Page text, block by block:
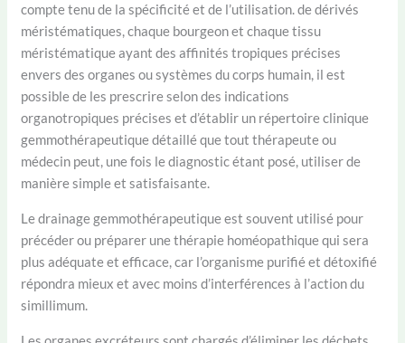
compte tenu de la spécificité et de l’utilisation. de dérivés
méristématiques, chaque bourgeon et chaque tissu
méristématique ayant des affinités tropiques précises
envers des organes ou systèmes du corps humain, il est
possible de les prescrire selon des indications
organotropiques précises et d’établir un répertoire clinique
gemmothérapeutique détaillé que tout thérapeute ou
médecin peut, une fois le diagnostic étant posé, utiliser de
manière simple et satisfaisante.
Le drainage gemmothérapeutique est souvent utilisé pour
précéder ou préparer une thérapie homéopathique qui sera
plus adéquate et efficace, car l’organisme purifié et détoxifié
répondra mieux et avec moins d’interférences à l’action du
simillimum.